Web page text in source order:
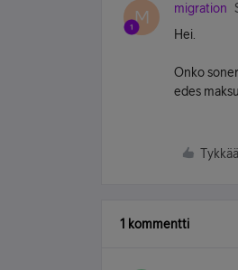
M migration
Hei.
Onko
edes
Tykkää
1 kommentti